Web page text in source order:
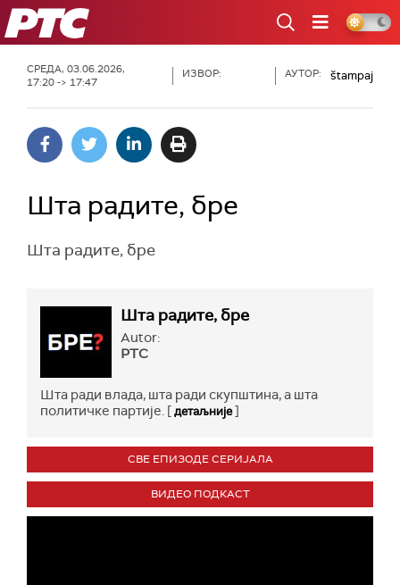
РТС
СРЕДА, 03.06.2026,
17:20 -> 17:47
ИЗВОР: АУТОР: štampaj
Шта радите, бре
Шта радите, бре
Шта радите, бре
Autor:
РТС
Шта ради влада, шта ради скупштина, а шта
политичке партије. [детаљније]
СВЕ ЕПИЗОДЕ СЕРИЈАЛА
ВИДЕО ПОДКАСТ